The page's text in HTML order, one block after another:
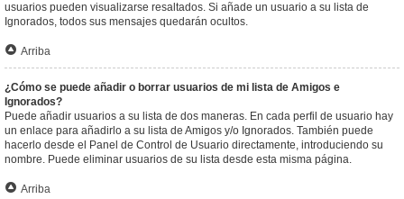
usuarios pueden visualizarse resaltados. Si añade un usuario a su lista de
Ignorados, todos sus mensajes quedarán ocultos.
Arriba
¿Cómo se puede añadir o borrar usuarios de mi lista de Amigos e
Ignorados?
Puede añadir usuarios a su lista de dos maneras. En cada perfil de usuario hay
un enlace para añadirlo a su lista de Amigos y/o Ignorados. También puede
hacerlo desde el Panel de Control de Usuario directamente, introduciendo su
nombre. Puede eliminar usuarios de su lista desde esta misma página.
Arriba